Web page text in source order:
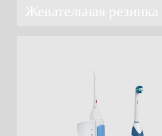
Жевательная резинка